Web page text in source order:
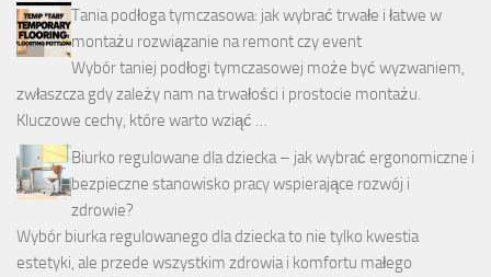
Tania podłoga tymczasowa: jak wybrać trwałe i łatwe w
montażu rozwiązanie na remont czy event
Wybór taniej podłogi tymczasowej może być wyzwaniem,
zwłaszcza gdy zależy nam na trwałości i prostocie montażu.
Kluczowe cechy, które warto wziąć …
Biurko regulowane dla dziecka – jak wybrać ergonomiczne i
bezpieczne stanowisko pracy wspierające rozwój i
zdrowie?
Wybór biurka regulowanego dla dziecka to nie tylko kwestia
estetyki, ale przede wszystkim zdrowia i komfortu małego